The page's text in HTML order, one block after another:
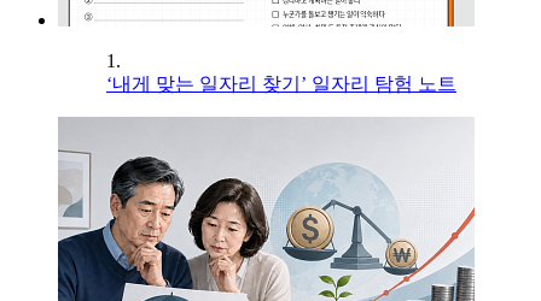
1.
‘내게 맞는 일자리 찾기’ 일자리 탐험 노트